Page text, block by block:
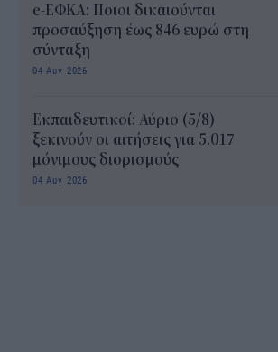
e-ΕΦΚΑ: Ποιοι δικαιούνται
προσαύξηση έως 846 ευρώ στη
σύνταξη
04 Αυγ 2026
Εκπαιδευτικοί: Αύριο (5/8)
ξεκινούν οι αιτήσεις για 5.017
μόνιμους διορισμούς
04 Αυγ 2026